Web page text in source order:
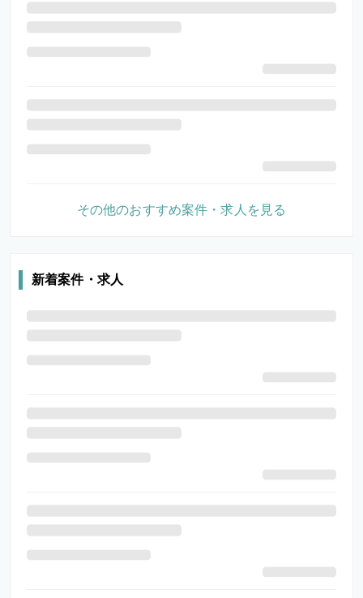
その他のおすすめ案件・求人を見る
新着案件・求人